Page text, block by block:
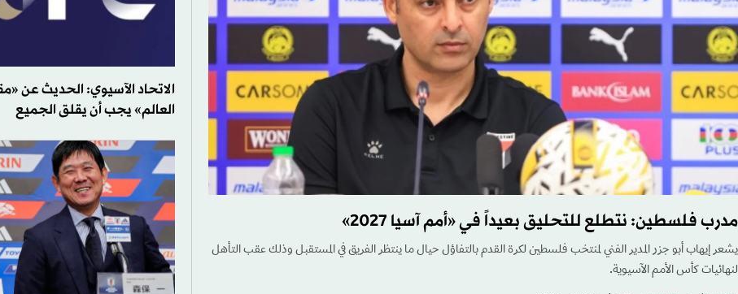
مدرب فلسطين: نتطلع للتحليق بعيداً في «أمم آسيا 2027»
يشعر إيهاب أبو جزر المدير الفني لمنتخب فلسطين لكرة القدم بالتفاؤل حيال ما ينتظر الفريق في المستقبل وذلك عقب التأهل
لنهائيات كأس الأمم الآسيوية.
الاتحاد الآسيوي: الحديث عن
العالم» يجب أن يقلق الجميع